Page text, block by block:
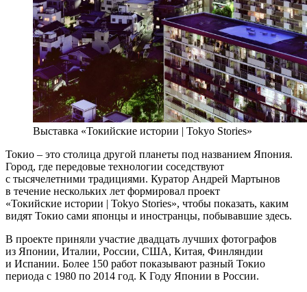
Выставка «Токийские истории | Tokyo Stories»
Токио – это столица другой планеты под названием Япония.
Город, где передовые технологии соседствуют
с тысячелетними традициями. Куратор Андрей Мартынов
в течение нескольких лет формировал проект
«Токийские истории | Tokyo Stories», чтобы показать, каким
видят Токио сами японцы и иностранцы, побывавшие здесь.
В проекте приняли участие двадцать лучших фотографов
из Японии, Италии, России, США, Китая, Финляндии
и Испании. Более 150 работ показывают разный Токио
периода с 1980 по 2014 год. К Году Японии в России.